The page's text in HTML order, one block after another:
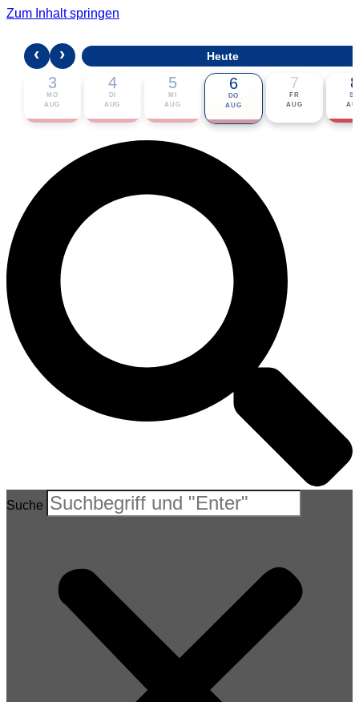
Zum Inhalt springen
🎟 Karten bestellen
‹ › Heute
3
MO
AUG
4
DI
AUG
5
MI
AUG
6
DO
AUG
7
FR
AUG
8
SA
Suche